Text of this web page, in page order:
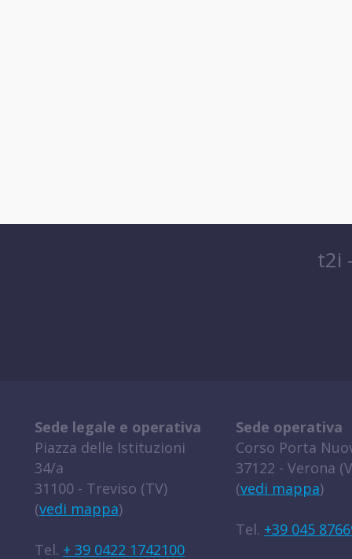
t2i
Sede legale e operativa
Piazza delle Istituzioni
34/a
31100 - Treviso (TV)
(vedi mappa)
Tel. + 39 0422 1742100
Sede operativa
Corso Porta
37122 - Verona
(vedi mappa)
Tel. +39 045